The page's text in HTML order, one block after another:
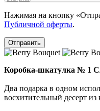
Нажимая на кнопку
Публичной оферты.
Отправить
Коробка-шкатулка № 1
Два подарка в одном
восхитительный десерт